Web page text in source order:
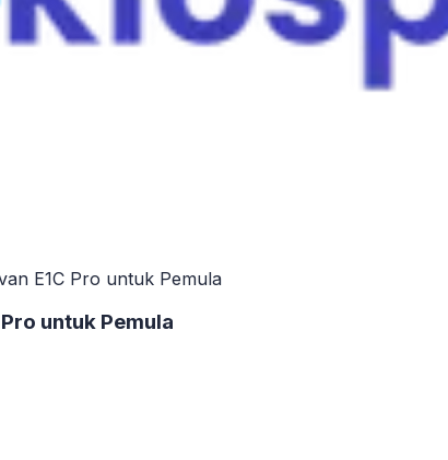
E1C Pro untuk Pemula
untuk Pemula